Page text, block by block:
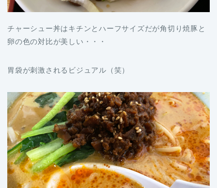
チャーシュー丼はキチンとハーフサイズだが角切り焼豚と
卵の色の対比が美しい・・・
胃袋が刺激されるビジュアル（笑）